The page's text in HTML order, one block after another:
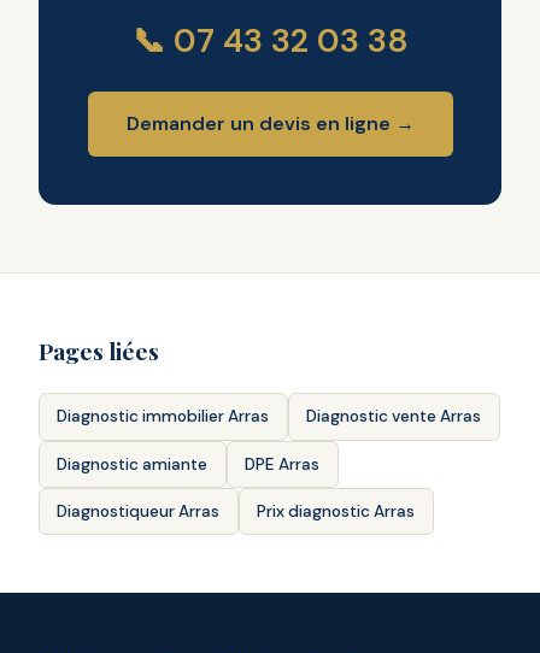
📞 07 43 32 03 38
Demander un devis en ligne →
Pages liées
Diagnostic immobilier Arras Diagnostic vente Arras
Diagnostic amiante DPE Arras
Diagnostiqueur Arras Prix diagnostic Arras